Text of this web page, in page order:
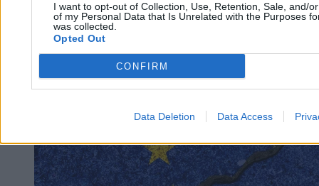
I want to opt-out of Collection, Use, Retention, Sale, and/
of my Personal Data that Is Unrelated with the Purposes
was collected.
Opted Out
CONFIRM
Data Deletion Data Access